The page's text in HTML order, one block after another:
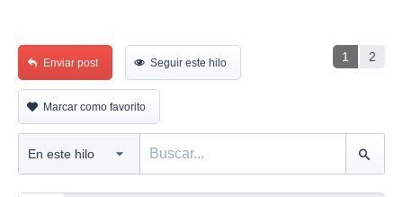
1 2
Enviar post Seguir este hilo
Marcar como favorito